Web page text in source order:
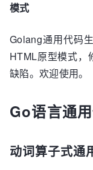
模式
Golang通用代码
HTML原型模式，
缺陷。欢迎使用。
Go语言通
动词算子式通